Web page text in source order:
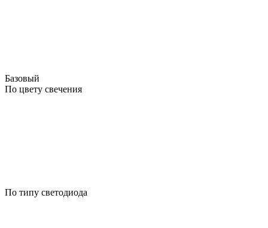
Базовый
По цвету свечения
По типу светодиода